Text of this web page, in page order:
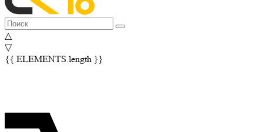
△
▽
{{ ELEMENTS.length }}